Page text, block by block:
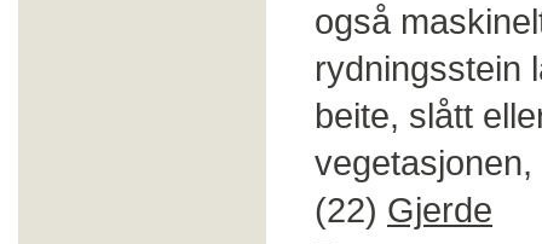
også
rydningsstein
beite, slått
(22) Gjerde